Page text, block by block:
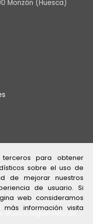
Monzón (Huesca)
Miguel Fleta de
para obtener
sobre el uso de
de mejorar nuestros
de usuario. Si
web consideramos
información visita